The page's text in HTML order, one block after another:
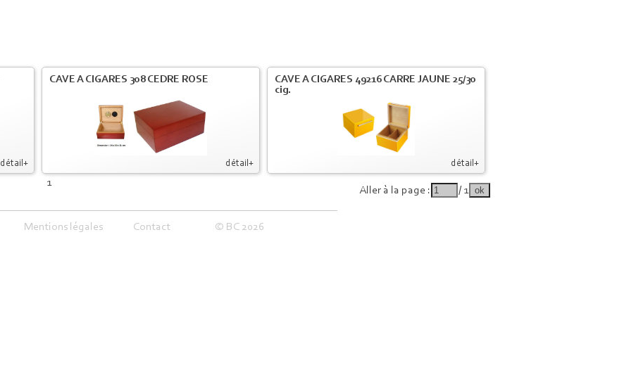
détail+ détail+
CAVE A CIGARES 308 CEDRE ROSE
détail+
CAVE A CIGARES 49216 CARRE JAUNE 25/30
cig.
1
Aller à la page : / 1
Mentions légales Contact © BC 2026